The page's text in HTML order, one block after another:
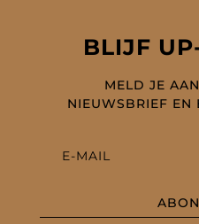
BLIJF
MELD JE
NIEUWSBRIEF EN